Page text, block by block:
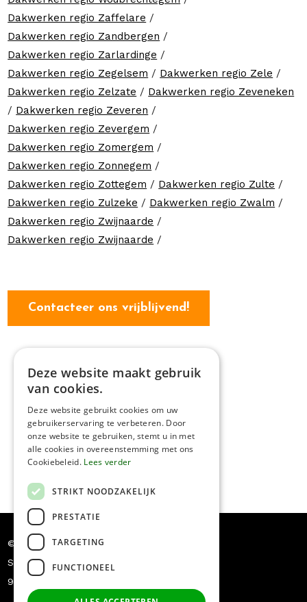
Dakwerken regio Zaffelare /
Dakwerken regio Zandbergen /
Dakwerken regio Zarlardinge /
Dakwerken regio Zegelsem / Dakwerken regio Zele /
Dakwerken regio Zelzate / Dakwerken regio Zeveneken
/ Dakwerken regio Zeveren /
Dakwerken regio Zevergem /
Dakwerken regio Zomergem /
Dakwerken regio Zonnegem /
Dakwerken regio Zottegem / Dakwerken regio Zulte /
Dakwerken regio Zulzeke / Dakwerken regio Zwalm /
Dakwerken regio Zwijnaarde /
Dakwerken regio Zwijnaarde /
Contacteer ons vrijblijvend!
© Dakwerken Pauwels
Siriusstraat 5
9030 Mariakerke
Deze website maakt gebruik
van cookies.
Deze website gebruikt cookies om uw
gebruikerservaring te verbeteren. Door
onze website te gebruiken, stemt u in met
alle cookies in overeenstemming met ons
Cookiebeleid. Lees verder
STRIKT NOODZAKELIJK
PRESTATIE
TARGETING
FUNCTIONEEL